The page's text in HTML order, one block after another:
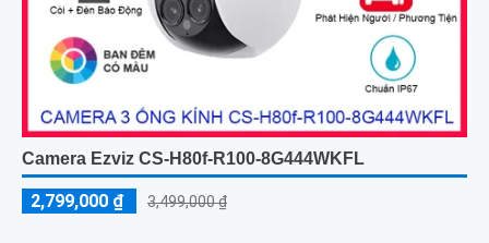
Camera Ezviz CS-H80f-R100-8G444WKFL
2,799,000 ₫ 3,499,000 ₫